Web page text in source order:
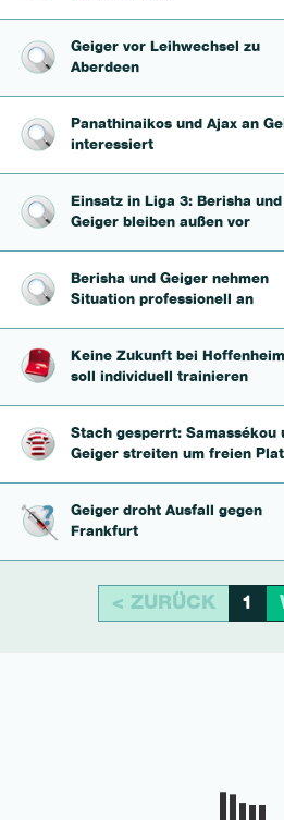
Geiger vor Leihwechsel zu
Aberdeen
Panat­hinai­kos und Ajax an
interessiert
Einsatz in Liga 3: Berisha und
Geiger bleiben außen vor
Berisha und Geiger nehmen
Situation profes­sio­nell an
Keine Zukunft bei
soll individuell trainieren
Stach gesperrt: Samassékou
Geiger streiten um freien
Geiger droht Ausfall gegen
Frankfurt
< ZURÜCK 1